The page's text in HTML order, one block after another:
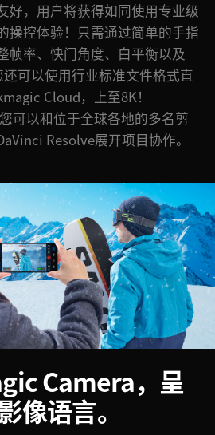
好，用户将获得如同使用专业级
操控体验！只需通过简单的手指
帧率、快门角度、白平衡以及
可以使用行业标准文件格式直
Cloud，上至8K！
可以和位于全球各地的多名剪
Resolve展开项目协作。
Camera， 呈
像语言。